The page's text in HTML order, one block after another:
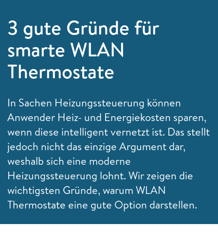
3 gute Gründe für
smarte WLAN
Thermostate
In Sachen Heizungssteuerung können
Anwender Heiz- und Energiekosten sparen,
wenn diese intelligent vernetzt ist. Das stellt
jedoch nicht das einzige Argument dar,
weshalb sich eine moderne
Heizungssteuerung lohnt. Wir zeigen die
wichtigsten Gründe, warum WLAN
Thermostate eine gute Option darstellen.